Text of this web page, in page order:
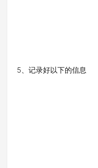
5、记录好以下的信息